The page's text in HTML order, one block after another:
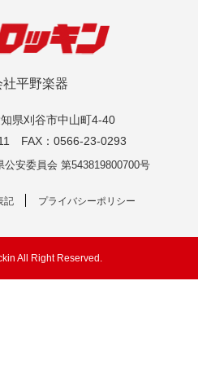
社平野楽器
県刈谷市中山町4-40
FAX：0566-23-0293
公安委員会 第543819800700号
記 プライバシーポリシー
All Right Reserved.